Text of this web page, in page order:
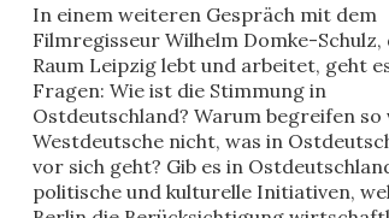
In einem weiteren Gespräch mit dem
Filmregisseur Wilhelm Domke-Schulz,
Raum Leipzig lebt und arbeitet, geht
Fragen: Wie ist die Stimmung in
Ostdeutschland? Warum begreifen so
Westdeutsche nicht, was in
vor sich geht? Gib es in
politische und kulturelle Initiativen,